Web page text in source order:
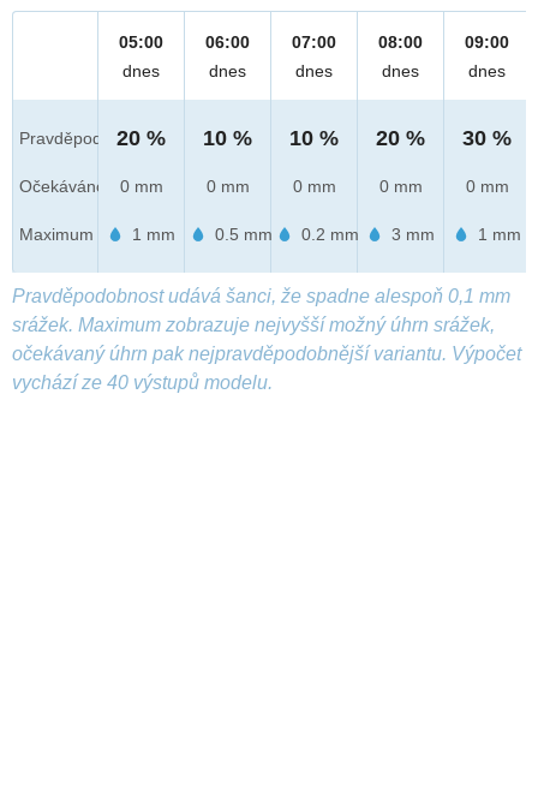
Pravděpod.
Očekáváno
Maximum
05:00
dnes
20 %
0 mm
1 mm
06:00
dnes
10 %
0 mm
0.5 mm
07:00
dnes
10 %
0 mm
0.2 mm
08:00
dnes
20 %
0 mm
3 mm
09:00
dnes
30 %
0 mm
1 mm
Pravděpodobnost udává šanci, že spadne alespoň 0,1 mm
srážek. Maximum zobrazuje nejvyšší možný úhrn srážek,
očekávaný úhrn pak nejpravděpodobnější variantu. Výpočet
vychází ze 40 výstupů modelu.